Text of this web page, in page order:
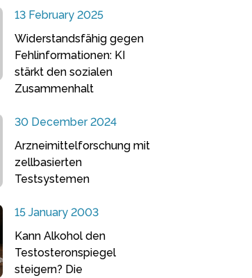
13 February 2025
Widerstandsfähig gegen
Fehlinformationen: KI
stärkt den sozialen
Zusammenhalt
30 December 2024
Arzneimittelforschung mit
zellbasierten
Testsystemen
15 January 2003
Kann Alkohol den
Testosteronspiegel
steigern? Die